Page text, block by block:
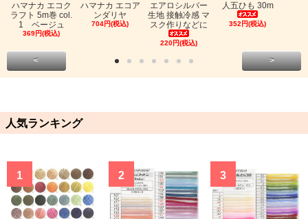
ハマナカ エコク
ラフト 5m巻 col.
1 ベージュ
369円(税込)
ハマナカ エコア
ンダリヤ
704円(税込)
エアロシルバー
生地 接触冷感 マ
スク作りなどに
220円(税込)
人五ひも 30m
352円(税込)
< >
人気ランキング
1 2 3